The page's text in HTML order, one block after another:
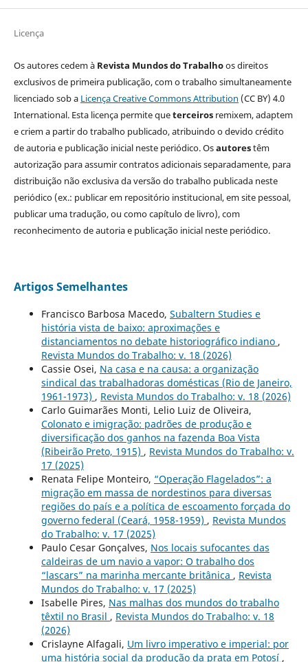
Licença
Os autores cedem à Revista Mundos do Trabalhoos direitos
exclusivos de primeira publicação, com o trabalho simultaneamente
licenciado sob a Licença Creative Commons Attribution (CC BY) 4.0
International. Esta licença permite queterceirosremixem, adaptem
e criem a partir do trabalho publicado, atribuindo o devido crédito
de autoria e publicação inicial neste periódico. Osautorestêm
autorização para assumir contratos adicionais separadamente, para
distribuição não exclusiva da versão do trabalho publicada neste
periódico (ex.: publicar em repositório institucional, em site pessoal,
publicar uma tradução, ou como capítulo de livro), com
reconhecimento de autoria e publicação inicial neste periódico.
Artigos Semelhantes
Francisco Barbosa Macedo, Subaltern Studies e
história vista de baixo: aproximações e
distanciamentos no debate historiográfico indiano ,
Revista Mundos do Trabalho: v. 18 (2026)
Cassie Osei, Na casa e na causa: a organização
sindical das trabalhadoras domésticas (Rio de Janeiro,
1961-1973) , Revista Mundos do Trabalho: v. 18 (2026)
Carlo Guimarães Monti, Lelio Luiz de Oliveira,
Colonato e imigração: padrões de produção e
diversificação dos ganhos na fazenda Boa Vista
(Ribeirão Preto, 1915) , Revista Mundos do Trabalho: v.
17 (2025)
Renata Felipe Monteiro, “Operação Flagelados”: a
migração em massa de nordestinos para diversas
regiões do país e a política de escoamento forçada do
governo federal (Ceará, 1958-1959) , Revista Mundos
do Trabalho: v. 17 (2025)
Paulo Cesar Gonçalves, Nos locais sufocantes das
caldeiras de um navio a vapor: O trabalho dos
“lascars” na marinha mercante britânica , Revista
Mundos do Trabalho: v. 17 (2025)
Isabelle Pires, Nas malhas dos mundos do trabalho
têxtil no Brasil , Revista Mundos do Trabalho: v. 18
(2026)
Crislayne Alfagali, Um livro imperativo e imperial: por
uma história social da produção da prata em Potosí ,